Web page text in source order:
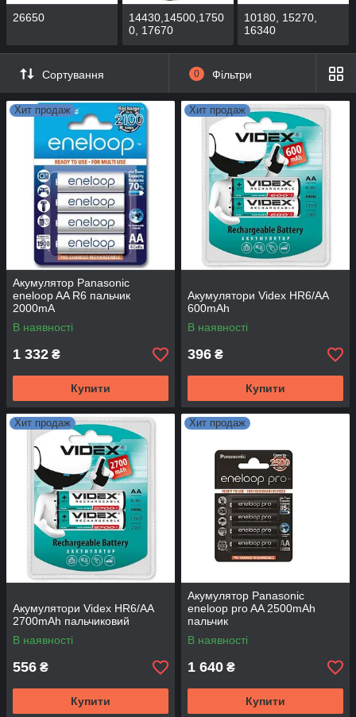
26650
14430,14500,1750
0, 17670
10180, 15270,
16340
Сортування 0 Фільтри
Хит продаж
Акумулятор Panasonic
eneloop AA R6 пальчик
2000mA
В наявності
1 332 ₴
Купити
Хит продаж
Акумулятори Videx HR6/AA
600mAh
В наявності
396 ₴
Купити
Хит продаж
Акумулятори Videx HR6/AA
2700mAh пальчиковий
В наявності
556 ₴
Купити
Хит продаж
Акумулятор Panasonic
eneloop pro AA 2500mAh
пальчик
В наявності
1 640 ₴
Купити